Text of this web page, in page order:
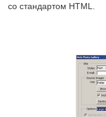
со стандартом HTML.